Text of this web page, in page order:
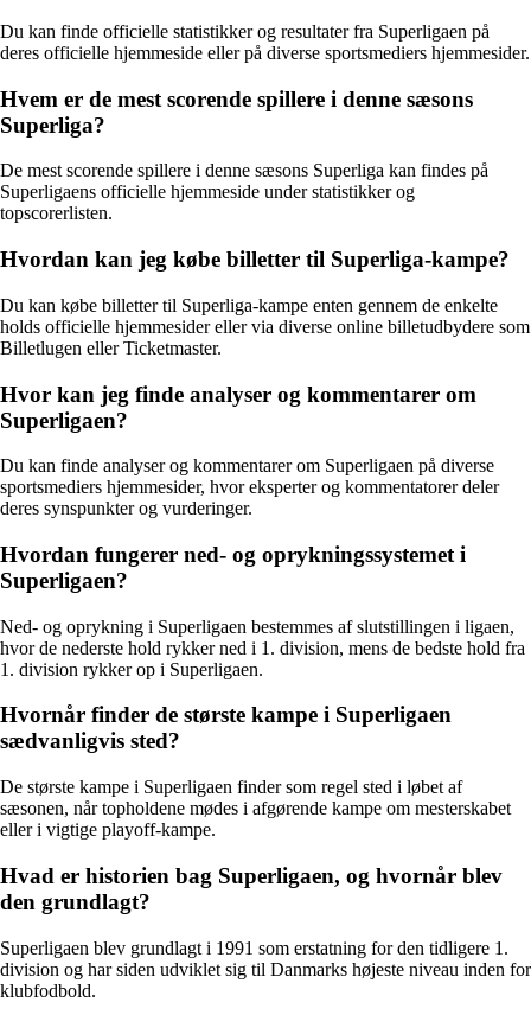
Du kan finde officielle statistikker og resultater fra Superligaen på
deres officielle hjemmeside eller på diverse sportsmediers hjemmesider.
Hvem er de mest scorende spillere i denne sæsons
Superliga?
De mest scorende spillere i denne sæsons Superliga kan findes på
Superligaens officielle hjemmeside under statistikker og
topscorerlisten.
Hvordan kan jeg købe billetter til Superliga-kampe?
Du kan købe billetter til Superliga-kampe enten gennem de enkelte
holds officielle hjemmesider eller via diverse online billetudbydere som
Billetlugen eller Ticketmaster.
Hvor kan jeg finde analyser og kommentarer om
Superligaen?
Du kan finde analyser og kommentarer om Superligaen på diverse
sportsmediers hjemmesider, hvor eksperter og kommentatorer deler
deres synspunkter og vurderinger.
Hvordan fungerer ned- og oprykningssystemet i
Superligaen?
Ned- og oprykning i Superligaen bestemmes af slutstillingen i ligaen,
hvor de nederste hold rykker ned i 1. division, mens de bedste hold fra
1. division rykker op i Superligaen.
Hvornår finder de største kampe i Superligaen
sædvanligvis sted?
De største kampe i Superligaen finder som regel sted i løbet af
sæsonen, når topholdene mødes i afgørende kampe om mesterskabet
eller i vigtige playoff-kampe.
Hvad er historien bag Superligaen, og hvornår blev
den grundlagt?
Superligaen blev grundlagt i 1991 som erstatning for den tidligere 1.
division og har siden udviklet sig til Danmarks højeste niveau inden for
klubfodbold.